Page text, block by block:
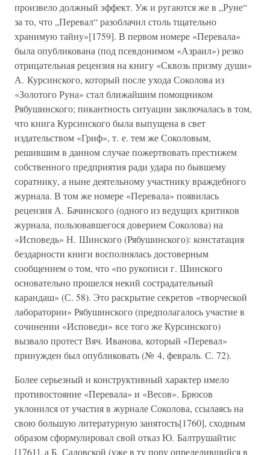
произвело должный эффект. Уж и ругаются же в „Руне“
за то, что „Перевал“ разоблачил столь тщательно
хранимую тайну»[1759]. В первом номере «Перевала»
была опубликована (под псевдонимом «Азраил») резко
отрицательная рецензия на книгу «Сквозь призму души»
А. Курсинского, который после ухода Соколова из
«Золотого Руна» стал ближайшим помощником
Рябушинского; пикантность ситуации заключалась в том,
что книга Курсинского была выпущена в свет
издательством «Гриф», т. е. тем же Соколовым,
решившим в данном случае пожертвовать престижем
собственного предприятия ради удара по бывшему
соратнику, а ныне деятельному участнику враждебного
журнала. В том же номере «Перевала» появилась
рецензия А. Бачинского (одного из ведущих критиков
журнала, пользовавшегося доверием Соколова) на
«Исповедь» Н. Шинского (Рябушинского): констатация
бездарности книги восполнялась достоверным
сообщением о том, что «по рукописи г. Шинского
основательно прошелся некий сострадательный
карандаш» (С. 58). Это раскрытие секретов «творческой
лаборатории» Рябушинского (предполагалось участие в
сочинении «Исповеди» все того же Курсинского)
вызвало протест Вяч. Иванова, который «Перевал»
принужден был опубликовать (№ 4, февраль. С. 72).
Более серьезный и конструктивный характер имело
противостояние «Перевала» и «Весов». Брюсов
уклонился от участия в журнале Соколова, ссылаясь на
свою большую литературную занятость[1760], сходным
образом сформулировал свой отказ Ю. Балтрушайтис
[1761], а Б. Садовской (уже в ту пору определившийся в